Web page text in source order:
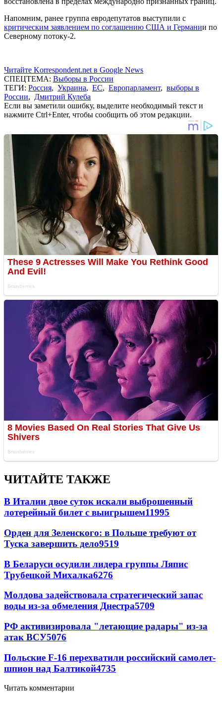
Напомним, ранее группа евродепутатов выступили с
критическим заявлением по соглашению США и Германии по
Северному потоку-2.
Читайте Korrespondent.net в Google News
СПЕЦТЕМА: Выборы в России
ТЕГИ: Россия, Украина, ЕС, Европарламент, выборы в
России, Дмитрий Кулеба
Если вы заметили ошибку, выделите необходимый текст и
нажмите Ctrl+Enter, чтобы сообщить об этом редакции.
ЧИТАЙТЕ ТАКЖЕ
В Италии двое суток искали выброшенный
лотерейный билет с выигрышем11995
Орден для Зеленского: в Польше требуют от
Туска завершить дело9519
В Беларуси осудили лидера группы Ляпис
Трубецкой Михалка6276
Молдова задействовала стратегический запас
воды из-за обмеления Днестра5709
РФ активизировала "летающие радары" из-за
атак ВСУ5076
Польские F-16 перехватили российский самолет-
шпион над Балтикой4735
Читать комментарии